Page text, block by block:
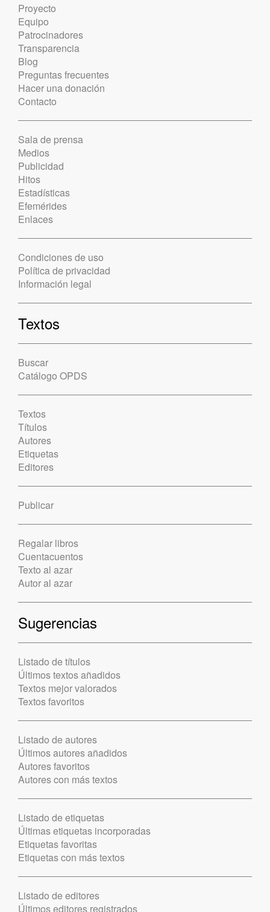
Proyecto
Equipo
Patrocinadores
Transparencia
Blog
Preguntas frecuentes
Hacer una donación
Contacto
Sala de prensa
Medios
Publicidad
Hitos
Estadísticas
Efemérides
Enlaces
Condiciones de uso
Política de privacidad
Información legal
Textos
Buscar
Catálogo OPDS
Textos
Títulos
Autores
Etiquetas
Editores
Publicar
Regalar libros
Cuentacuentos
Texto al azar
Autor al azar
Sugerencias
Listado de títulos
Últimos textos añadidos
Textos mejor valorados
Textos favoritos
Listado de autores
Últimos autores añadidos
Autores favoritos
Autores con más textos
Listado de etiquetas
Últimas etiquetas incorporadas
Etiquetas favoritas
Etiquetas con más textos
Listado de editores
Últimos editores registrados